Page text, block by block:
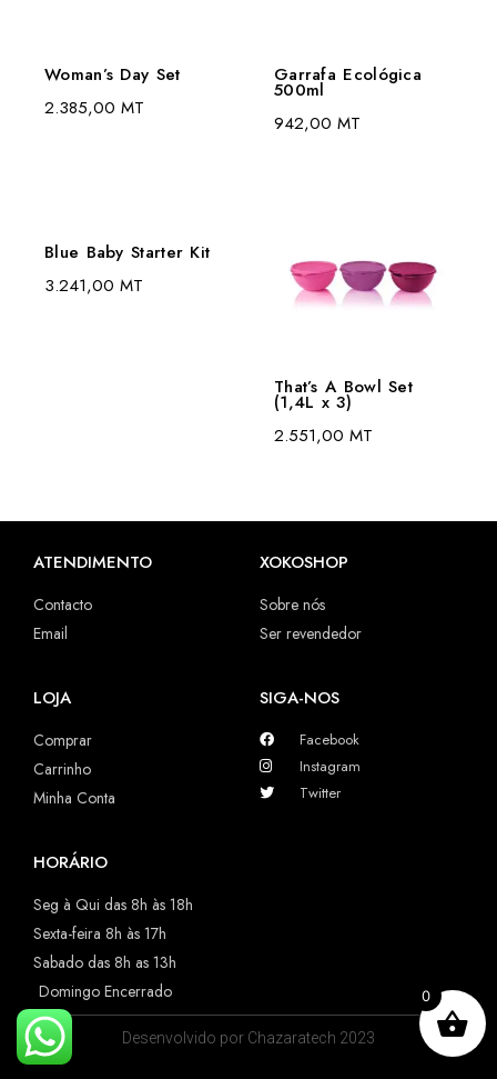
Woman’s Day Set
2.385,00 MT
Garrafa Ecológica
500ml
942,00 MT
Blue Baby Starter Kit
3.241,00 MT
That’s A Bowl Set
(1,4L x 3)
2.551,00 MT
ATENDIMENTO
Contacto
Email
XOKOSHOP
Sobre nós
Ser revendedor
LOJA
Comprar
Carrinho
Minha Conta
SIGA-NOS
Facebook
Instagram
Twitter
HORÁRIO
Seg à Qui das 8h às 18h
Sexta-feira 8h às 17h
Sabado das 8h as 13h
Domingo Encerrado
Desenvolvido por Chazaratech 2023
0